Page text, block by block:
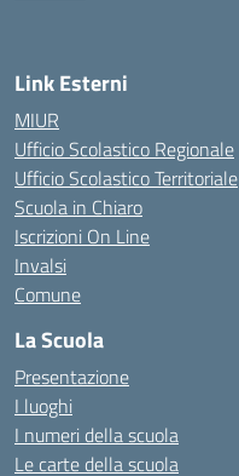
Link Esterni
MIUR
Ufficio Scolastico Regionale
Ufficio Scolastico Territoriale
Scuola in Chiaro
Iscrizioni On Line
Invalsi
Comune
La Scuola
Presentazione
I luoghi
I numeri della scuola
Le carte della scuola